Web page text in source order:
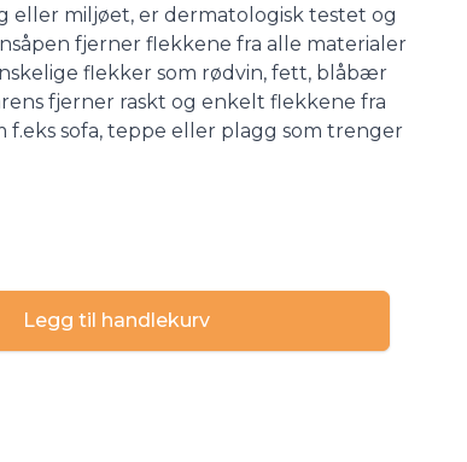
eller miljøet, er dermatologisk testet og
fjerner flekkene fra alle materialer
flekker som rødvin, fett, blåbær
fjerner raskt og enkelt flekkene fra
f.eks sofa, teppe eller plagg som trenger
Legg til handlekurv